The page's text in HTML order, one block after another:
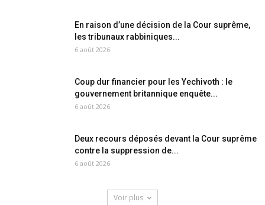
En raison d’une décision de la Cour suprême,
les tribunaux rabbiniques...
6 août 2026
Coup dur financier pour les Yechivoth : le
gouvernement britannique enquête...
6 août 2026
Deux recours déposés devant la Cour suprême
contre la suppression de...
6 août 2026
Voir plus